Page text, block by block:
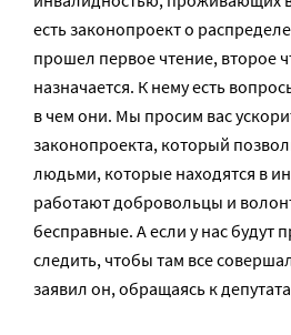
есть законопроект о
прошел первое чтение, второе
назначается. К нему есть
в чем они. Мы просим вас
законопроекта, который
людьми, которые находятся в
работают добровольцы и
бесправные. А если у нас будут
следить, чтобы там все
заявил он, обращаясь к